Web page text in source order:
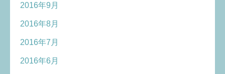
2016年9月
2016年8月
2016年7月
2016年6月